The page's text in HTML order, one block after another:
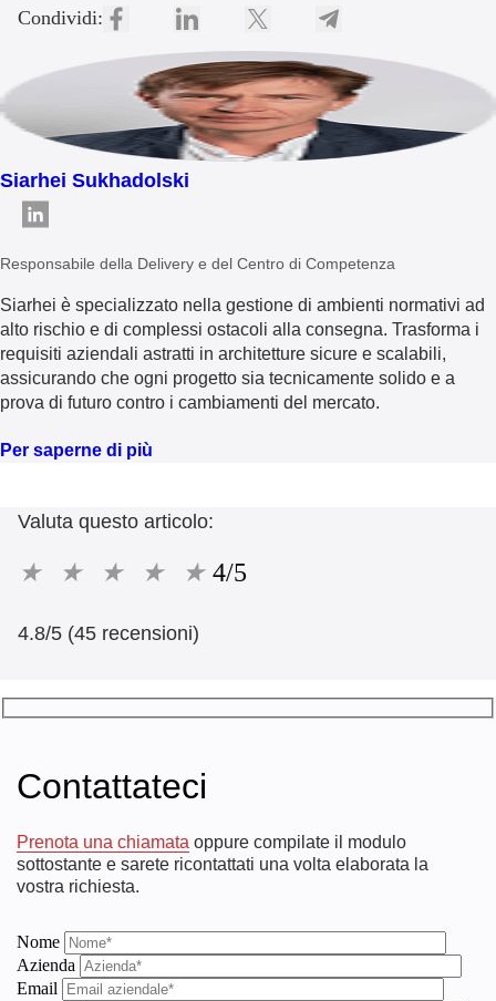
Condividi:
Siarhei Sukhadolski
Responsabile della Delivery e del Centro di Competenza
Siarhei è specializzato nella gestione di ambienti normativi ad
alto rischio e di complessi ostacoli alla consegna. Trasforma i
requisiti aziendali astratti in architetture sicure e scalabili,
assicurando che ogni progetto sia tecnicamente solido e a
prova di futuro contro i cambiamenti del mercato.
Per saperne di più
Valuta questo articolo:
★ ★ ★ ★ ★ 4/5
4.8/5 (45 recensioni)
Contattateci
Prenota una chiamata oppure compilate il modulo
sottostante e sarete ricontattati una volta elaborata la
vostra richiesta.
Nome
Azienda
Email